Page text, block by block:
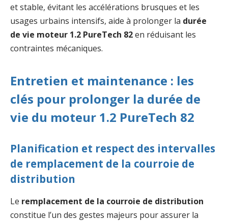
et stable, évitant les accélérations brusques et les
usages urbains intensifs, aide à prolonger la durée
de vie moteur 1.2 PureTech 82en réduisant les
contraintes mécaniques.
Entretien et maintenance : les
clés pour prolonger la durée de
vie du moteur 1.2 PureTech 82
Planification et respect des intervalles
de remplacement de la courroie de
distribution
Le remplacement de la courroie de distribution
constitue l’un des gestes majeurs pour assurer la